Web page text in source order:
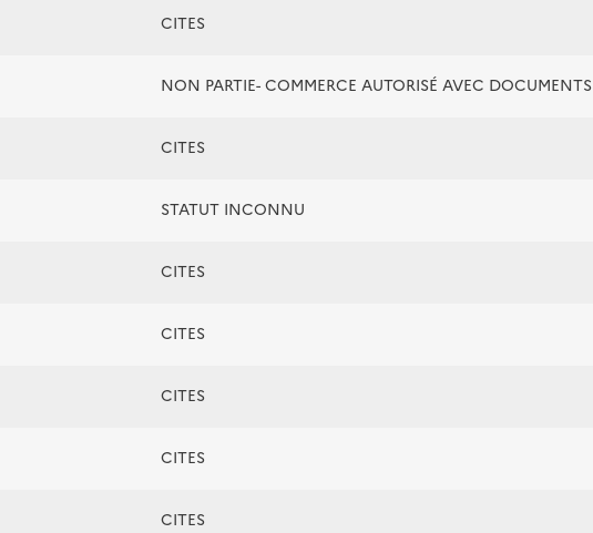
CITES
NON PARTIE- COMMERCE AUTORISÉ AVEC DOCUMENTS
CITES
STATUT INCONNU
CITES
CITES
CITES
CITES
CITES